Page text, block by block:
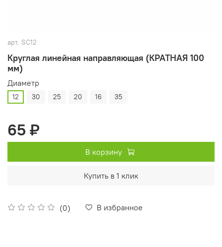
арт. SC12
Круглая линейная направляющая (КРАТНАЯ 100
мм)
(0) В избранное
Диаметр
12 30 25 20 16 35
65 ₽
В корзину
Купить в 1 клик